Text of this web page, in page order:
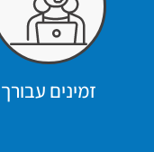
זמינים עבורך